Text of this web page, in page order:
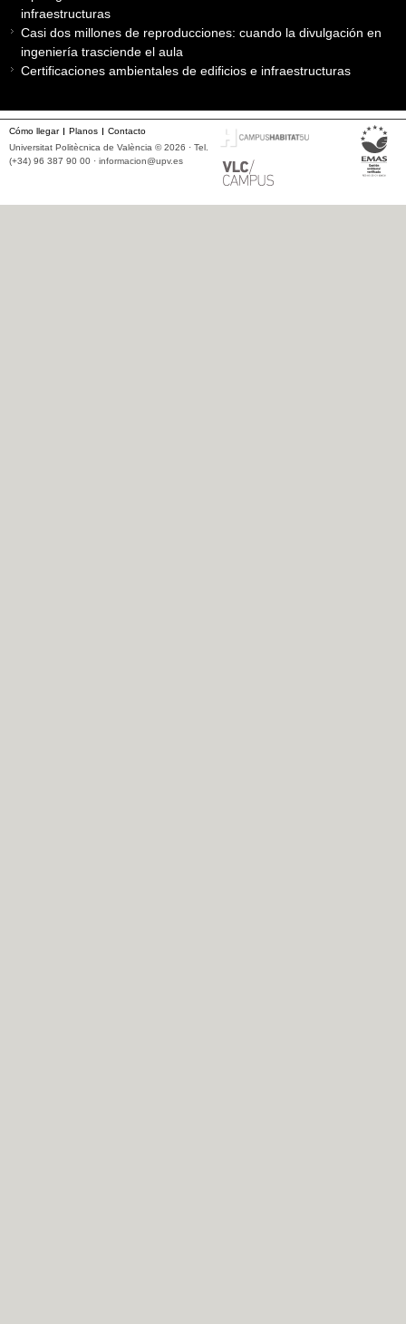
infraestructuras
Casi dos millones de reproducciones: cuando la divulgación en
ingeniería trasciende el aula
Certificaciones ambientales de edificios e infraestructuras
Cómo llegar Planos
Contacto
Universitat Politècnica de València © 2026 · Tel.
(+34) 96 387 90 00 · informacion@upv.es